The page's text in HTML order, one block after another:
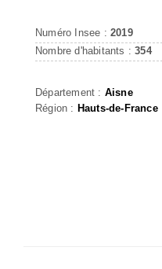
Numéro Insee : 2019
Nombre d'habitants :354
Département : Aisne
Région : Hauts-de-France